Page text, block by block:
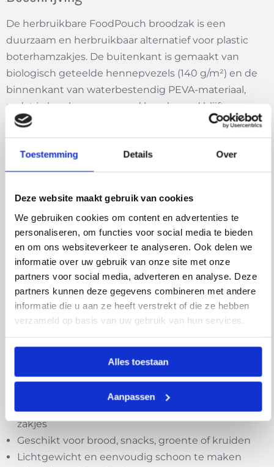
Toestemming Details Over
Deze website maakt gebruik van cookies
We gebruiken cookies om content en advertenties te
personaliseren, om functies voor social media te bieden
en om ons websiteverkeer te analyseren. Ook delen we
informatie over uw gebruik van onze site met onze
partners voor social media, adverteren en analyse. Deze
partners kunnen deze gegevens combineren met andere
informatie die u aan ze heeft verstrekt of die ze hebben
verzameld op basis van uw gebruik van hun services.
Alles toestaan
Aanpassen
De herbruikbare FoodPouch broodzak is een
duurzaam en herbruikbaar alternatief voor plastic
boterhamzakjes. De buitenkant is gemaakt van
biologisch geteelde hennepvezels (140 g/m²) en de
binnenkant van waterbestendig PEVA-materiaal,
zodat je lunch vers en goed beschermd blijft.
De broodzak sluit eenvoudig met klittenband, is licht
van gewicht en gemakkelijk schoon te maken. Naast
natuurlijke materialen ter wereld. De plant groeit
snel, heeft weinig water nodig en wordt biologisch
geteeld zonder bestrijdingsmiddelen. Zo kies je niet
alleen voor een praktische broodzak, maar ook voor
een milieuvriendelijk en verantwoord product.
Kenmerken:
Waterbestendige PEVA-binnenkant
Sluit met klittenband
zakjes
Geschikt voor brood, snacks, groente of kruiden
Lichtgewicht en eenvoudig schoon te maken